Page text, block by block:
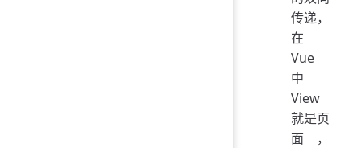
传递，
在
Vue
中
View
就是页
面，